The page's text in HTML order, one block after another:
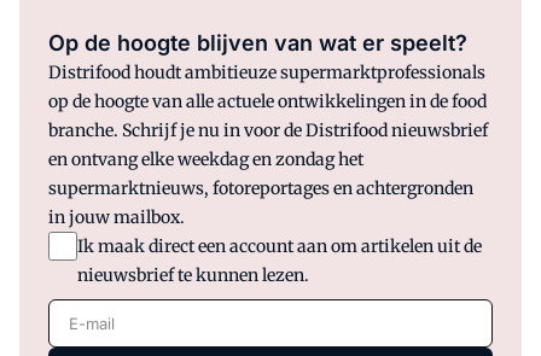
in een scootmobiel en Maaike in een
rolstoel.
Op de hoogte blijven van wat er speelt?
Distrifood houdt ambitieuze supermarktprofessionals
op de hoogte van alle actuele ontwikkelingen in de food
branche. Schrijf je nu in voor de Distrifood nieuwsbrief
en ontvang elke weekdag en zondag het
supermarktnieuws, fotoreportages en achtergronden
in jouw mailbox.
Ik maak direct een account aan om artikelen uit de
nieuwsbrief te kunnen lezen.
E-mail